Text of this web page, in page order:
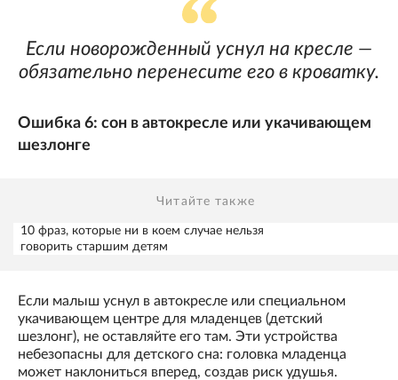
Если новорожденный уснул на кресле —
обязательно перенесите его в кроватку.
Ошибка 6: сон в автокресле или укачивающем
шезлонге
Читайте также
10 фраз, которые ни в коем случае нельзя
говорить старшим детям
Если малыш уснул в автокресле или специальном
укачивающем центре для младенцев (детский
шезлонг), не оставляйте его там. Эти устройства
небезопасны для детского сна: головка младенца
может наклониться вперед, создав риск удушья.